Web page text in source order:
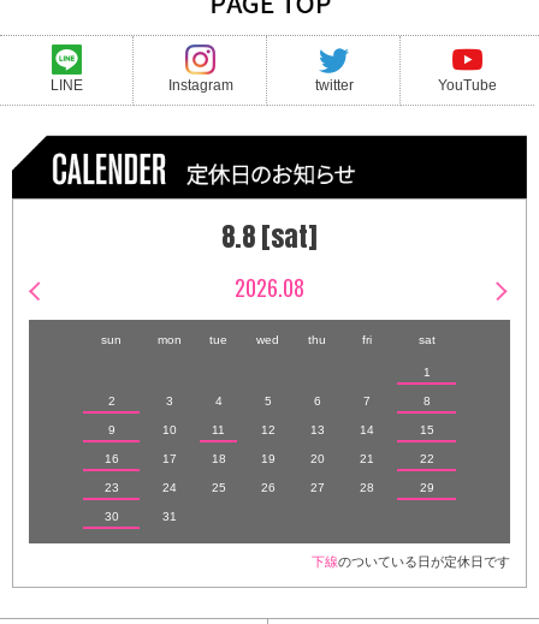
LINE Instagram twitter YouTube
8.8 [sat]
2026.08
sun mon tue wed thu fri sat
1
2 3 4 5 6 7 8
9 10 11 12 13 14 15
16 17 18 19 20 21 22
23 24 25 26 27 28 29
30 31
下線のついている日が定休日です